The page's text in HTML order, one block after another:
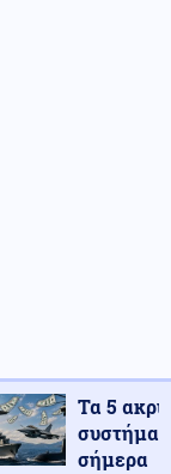
Τα 5
σήμερα